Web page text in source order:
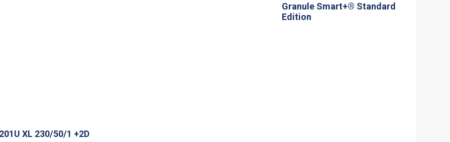
Granule Smart+® Standard
Edition
XL 230/50/1 +2D